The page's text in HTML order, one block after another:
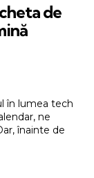
de
în lumea tech
ne
înainte de